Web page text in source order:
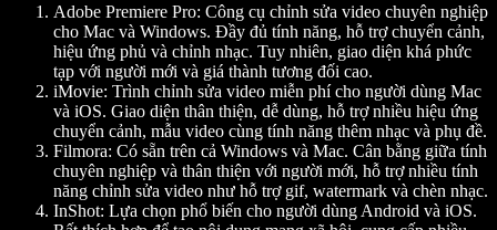
Adobe Premiere Pro: Công cụ chỉnh sửa video chuyên nghiệp
cho Mac và Windows. Đầy đủ tính năng, hỗ trợ chuyển cảnh,
hiệu ứng phủ và chỉnh nhạc. Tuy nhiên, giao diện khá phức
tạp với người mới và giá thành tương đối cao.
iMovie: Trình chỉnh sửa video miễn phí cho người dùng Mac
và iOS. Giao diện thân thiện, dễ dùng, hỗ trợ nhiều hiệu ứng
chuyển cảnh, mẫu video cùng tính năng thêm nhạc và phụ đề.
Filmora: Có sẵn trên cả Windows và Mac. Cân bằng giữa tính
chuyên nghiệp và thân thiện với người mới, hỗ trợ nhiều tính
năng chỉnh sửa video như hỗ trợ gif, watermark và chèn nhạc.
InShot: Lựa chọn phổ biến cho người dùng Android và iOS.